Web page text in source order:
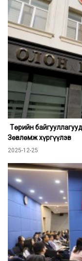
Төрийн
Зөвлөмж хүргүүлэв
2025-12-25